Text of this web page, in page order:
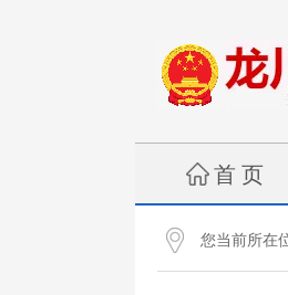
首 页
您当前所在